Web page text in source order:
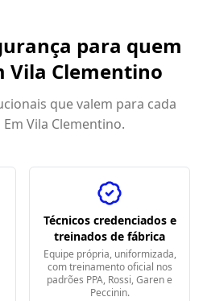
para quem
Vila Clementino
que valem para cada
Em Vila Clementino.
Técnicos credenciados e
treinados de fábrica
Equipe própria, uniformizada,
com treinamento oficial nos
padrões PPA, Rossi, Garen e
Peccinin.